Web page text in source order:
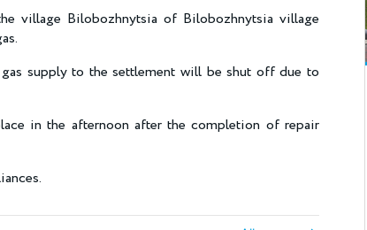
village Bilobozhnytsia of Bilobozhnytsia village
supply to the settlement will be shut off due to
in the afternoon after the completion of repair